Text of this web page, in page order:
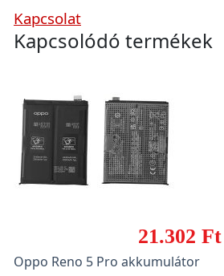
Kapcsolat
Kapcsolódó termékek
21.302 Ft
Oppo Reno 5 Pro akkumulátor